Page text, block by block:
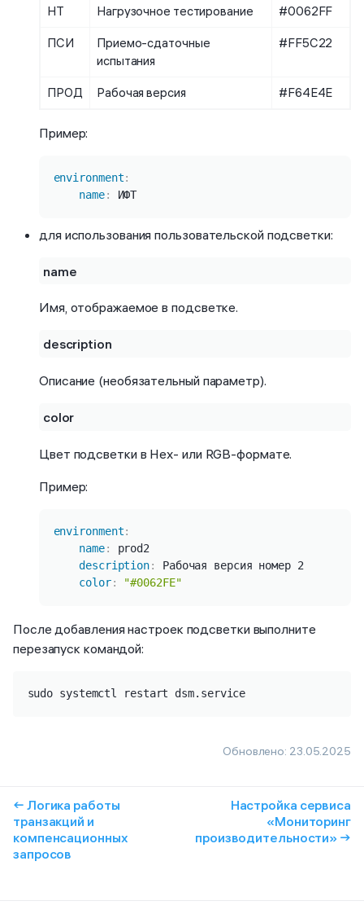
НТ Нагрузочное тестирование #0062FF
ПСИ
Приемо-сдаточные
испытания
#FF5C22
ПРОД Рабочая версия #F64E4E
Пример:
environment:
name: ИФТ
для использования пользовательской подсветки:
name
Имя, отображаемое в подсветке.
description
Описание (необязательный параметр).
color
Цвет подсветки в Heх- или RGB-формате.
Пример:
environment:
name:
prod2
description:
Рабочая версия номер 2
color: "#0062FE"
После добавления настроек подсветки выполните
перезапуск командой:
sudo systemctl restart dsm.service
Обновлено: 23.05.2025
← Логика работы
транзакций и
компенсационных
запросов
Настройка сервиса
«Мониторинг
производительности» →